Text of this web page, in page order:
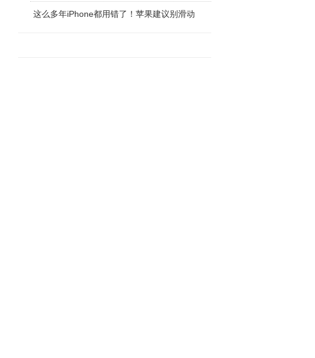
这么多年iPhone都用错了！苹果建议别滑动